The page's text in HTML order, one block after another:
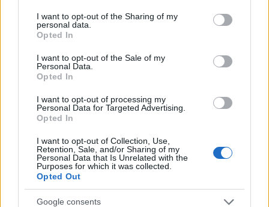
not limited to your visit or usage behaviour. You may click to
grant or deny consent to Google and its third-party tags to
use your data for below specified purposes in below Google
consent section.
I want to opt-out of the Sharing of my
personal data.
Opted In
I want to opt-out of the Sale of my
Personal Data.
Opted In
I want to opt-out of processing my
Personal Data for Targeted Advertising.
Opted In
I want to opt-out of Collection, Use,
Retention, Sale, and/or Sharing of my
Personal Data that Is Unrelated with the
Purposes for which it was collected.
Opted Out
Google consents
tovább megy, és az egész művet az ügynöknő
jellemére építi. A Jessica Chastain által mesterien
kitartani az igaza mellett ebben a steril
labirintusban, de Bigelow abból sem csinál titkot,
mekkora áldozatokkal járhat egy nő számára, ha az
átláthatatlan rendszer részévé kíván válni.